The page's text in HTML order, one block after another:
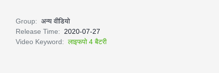
Group: अन्य वीडियो
Release Time:
2020-07-27
Video Keyword: लाइफपो 4 बैटरी